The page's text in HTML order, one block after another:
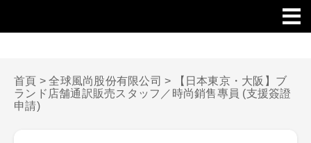
首頁 >全球風尚股份有限公司 >
【日本東京・大阪】ブ
ランド店舗通訳販売スタッフ／時尚銷售專員 (支援簽證
申請)